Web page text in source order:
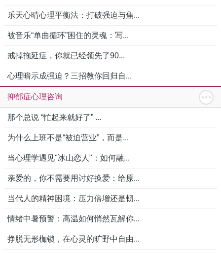
乐天心晴心理平衡法：打破强迫与焦...
被音乐“单曲循环”困住的灵魂：写...
戒掉拖延症，你就已经领先了90...
心理暗示成强迫？三招教你回归自...
抑郁症心理咨询
那个总说 “忙起来就好了” ...
为什么上班不是“被迫营业”，而是...
当心理学遇见"冰山恋人"：如何融...
亲爱的，你不需要用讨好换爱：给原...
当代人的精神困境：压力倍增还是韧...
情绪中暑预警：高温如何悄然瓦解你...
挣脱无形枷锁，在心灵的旷野中自由...